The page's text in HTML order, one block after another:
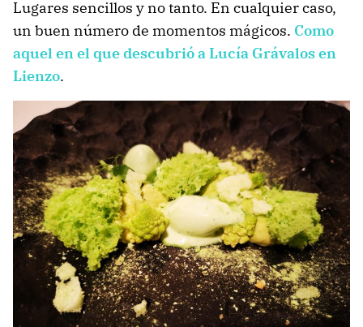
Lugares sencillos y no tanto. En cualquier caso,
un buen número de momentos mágicos. Como
aquel en el que descubrió a Lucía Grávalos en
Lienzo.